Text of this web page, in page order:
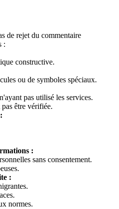
de rejet du commentaire
:
constructive.
ou de symboles spéciaux.
pas utilisé les services.
être vérifiée.
:
sans consentement.
:
normes.